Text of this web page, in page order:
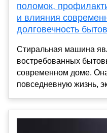
поломок,
и влияния
долговечность
Стиральная машина
востребованных
современном доме.
повседневную жизнь,